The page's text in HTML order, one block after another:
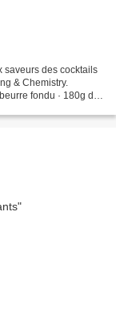
saveurs des cocktails
& Chemistry.
fondu · 180g de